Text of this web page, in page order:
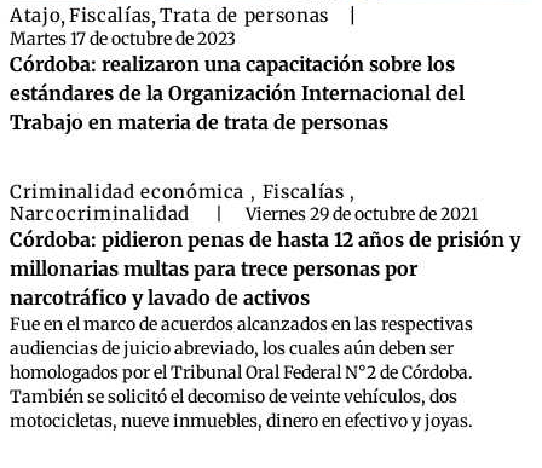
Atajo,Fiscalías,Trata de personas
Martes 17 de octubre de 2023
Córdoba: realizaron una capacitación sobre los
estándares de la Organización Internacional del
Trabajo en materia de trata de personas
Criminalidad económica , Fiscalías ,
Narcocriminalidad Viernes 29 de octubre de 2021
Córdoba: pidieron penas de hasta 12 años de prisión y
millonarias multas para trece personas por
narcotráfico y lavado de activos
Fue en el marco de acuerdos alcanzados en las respectivas
audiencias de juicio abreviado, los cuales aún deben ser
homologados por el Tribunal Oral Federal N°2 de Córdoba.
También se solicitó el decomiso de veinte vehículos, dos
motocicletas, nueve inmuebles, dinero en efectivo y joyas.